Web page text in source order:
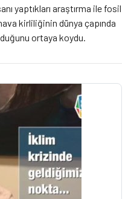
yaptıkları araştırma ile fosil
kirliliğinin dünya çapında
ortaya koydu.